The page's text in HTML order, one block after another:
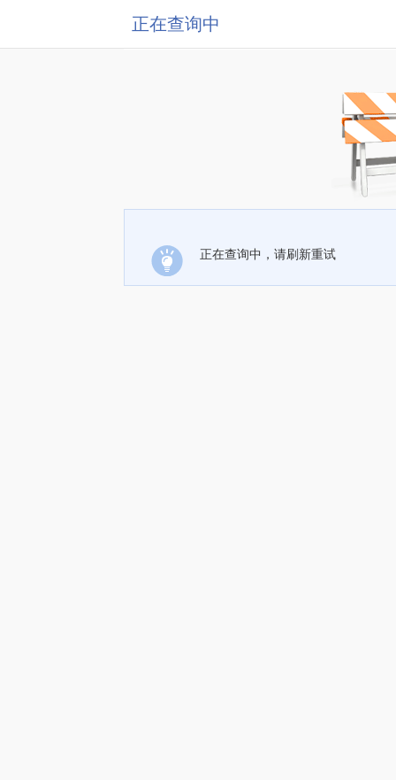
正在查询中
正在查询中，请刷新重试